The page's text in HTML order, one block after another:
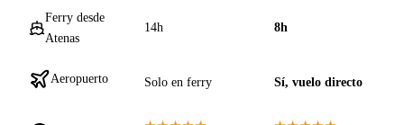
Ferry desde
Atenas
14h 8h
Aeropuerto Solo en ferry Sí, vuelo directo